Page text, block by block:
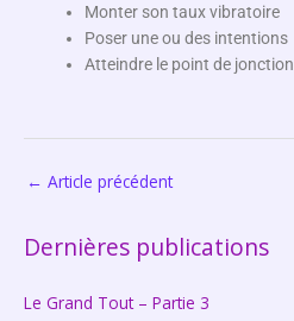
Dernières publications
Le Grand Tout – Partie 3
Monter son taux vibratoire
Poser une ou des intentions
Atteindre le point de jonction
← Article précédent